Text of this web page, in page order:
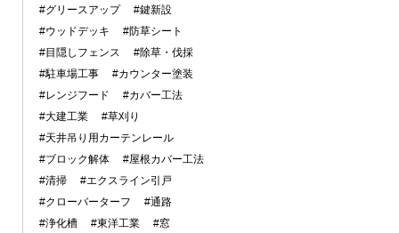
#グリースアップ
#鍵新設
#ウッドデッキ
#防草シート
#目隠しフェンス
#除草・伐採
#駐車場工事
#カウンター塗装
#レンジフード
#カバー工法
#大建工業
#草刈り
#天井吊り用カーテンレール
#ブロック解体
#屋根カバー工法
#清掃
#エクスライン引戸
#クローバーターフ
#通路
#浄化槽
#東洋工業
#窓